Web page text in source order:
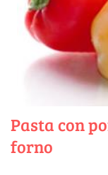
Pasta con
forno